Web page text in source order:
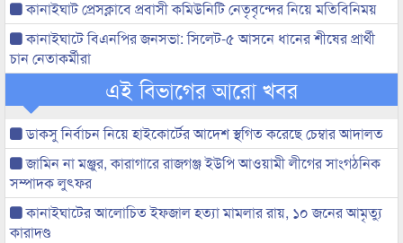
কানাইঘাট প্রেসক্লাবে প্রবাসী কমিউনিটি নেতৃবৃন্দের নিয়ে মতিবিনিময়
কানাইঘাটে বিএনপির জনসভা: সিলেট-৫ আসনে ধানের শীষের প্রার্থী
চান নেতাকর্মীরা
এই বিভাগের আরো খবর
ডাকসু নির্বাচন নিয়ে হাইকোর্টের আদেশ স্থগিত করেছে চেম্বার আদালত
জামিন না মঞ্জুর, কারাগারে রাজগঞ্জ ইউপি আওয়ামী লীগের সাংগঠনিক
সম্পাদক লুৎফর
কানাইঘাটের আলোচিত ইফজাল হত্যা মামলার রায়, ১০ জনের আমৃত্যু
কারাদণ্ড